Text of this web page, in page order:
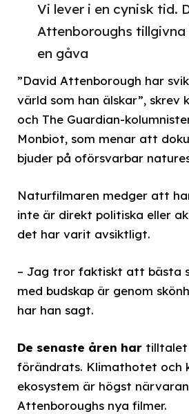
Vi lever i en cynisk tid.
Attenboroughs tillgivna
en gåva
”David Attenborough har
värld som han älskar”, skrev
och The Guardian-
Monbiot, som menar att
bjuder på oförsvarbar
Naturfilmaren medger att
inte är direkt politiska eller
det har varit avsiktligt.
– Jag tror faktiskt att bästa
med budskap är genom
har han sagt.
De senaste åren har tilltalet
förändrats. Klimathotet och
ekosystem är högst
Attenboroughs nya filmer.